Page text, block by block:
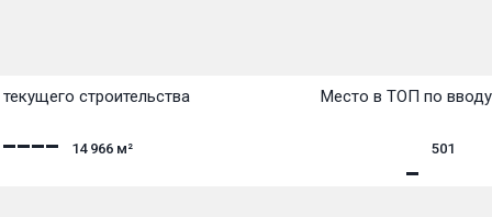
строительства
14 966 м²
Место в ТОП по
501